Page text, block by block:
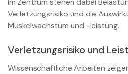
Im Zentrum stehen dabei
Verletzungsrisiko und die
Muskelwachstum und -leistung.
Verletzungsrisiko und
Wissenschaftliche Arbeiten